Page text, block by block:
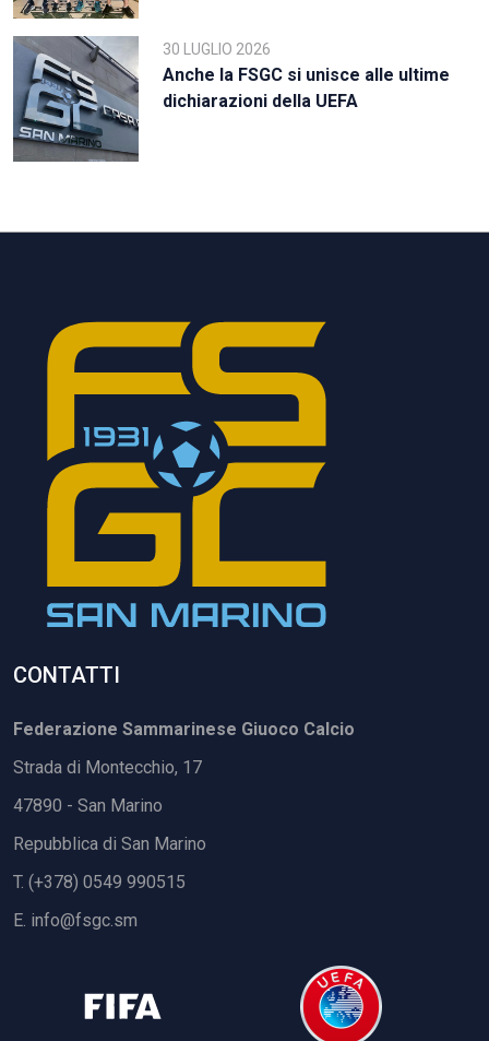
30 LUGLIO 2026
Anche la FSGC si unisce alle ultime
dichiarazioni della UEFA
CONTATTI
Federazione Sammarinese Giuoco Calcio
Strada di Montecchio, 17
47890 - San Marino
Repubblica di San Marino
T. (+378) 0549 990515
E. info@fsgc.sm